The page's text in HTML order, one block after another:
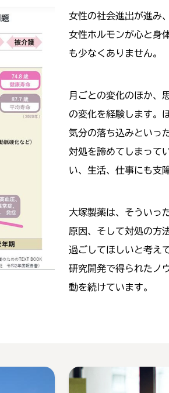
女性の社会進出が進み
女性ホルモンが心と身
も少なくありません。
月ごとの変化のほか、
の変化を経験します。
気分の落ち込みといっ
対処を諦めてしまって
い、生活、仕事にも支
大塚製薬は、そういっ
原因、そして対処の方
過ごしてほしいと考え
研究開発で得られたノ
動を続けています。